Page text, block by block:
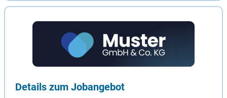
Details zum Jobangebot